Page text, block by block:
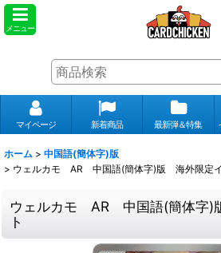
メニュー
マイページ 新着商品 最新弾＆特集
ホーム > 中国語(簡体字)版
> ウェルカモ AR 中国語(簡体字)版 海外限定
ウェルカモ AR 中国語(簡体字)
ト